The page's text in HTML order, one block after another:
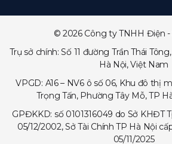
© 2026 Công ty TNHH Điện
Trụ sở chính: Số 11 đường Trần Thái
Hà Nội, Việt Nam
VPGD: A16 – NV6 ô số 06, Khu đô thị
Trọng Tấn, Phường Tây Mỗ, TP
GPĐKKD: số 0101316049 do Sở KHĐT
05/12/2002, Sở Tài Chính TP Hà Nội
05/11/2025